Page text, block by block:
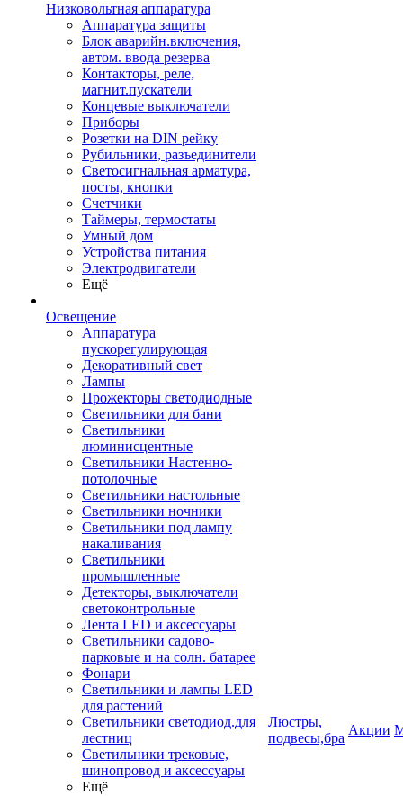
Низковольтная аппаратура
Аппаратура защиты
Блок аварийн.включения,
автом. ввода резерва
Контакторы, реле,
магнит.пускатели
Концевые выключатели
Приборы
Розетки на DIN рейку
Рубильники, разъединители
Светосигнальная арматура,
посты, кнопки
Счетчики
Таймеры, термостаты
Умный дом
Устройства питания
Электродвигатели
Ещё
Освещение
Аппаратура
пускорегулирующая
Декоративный свет
Лампы
Прожекторы светодиодные
Светильники для бани
Светильники
люминисцентные
Светильники Настенно-
потолочные
Светильники настольные
Светильники ночники
Светильники под лампу
накаливания
Светильники
промышленные
Детекторы, выключатели
светоконтрольные
Лента LED и аксессуары
Светильники садово-
парковые и на солн. батарее
Фонари
Светильники и лампы LED
для растений
Светильники светодиод.для
лестниц
Светильники трековые,
шинопровод и аксессуары
Ещё
Люстры,
подвесы,бра
Акции